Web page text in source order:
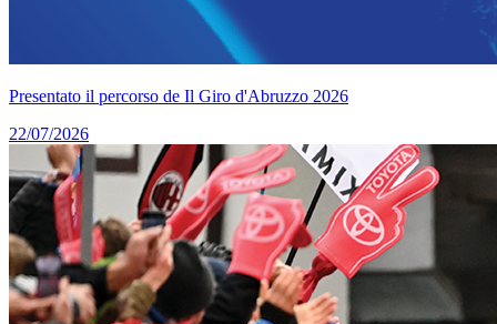
Presentato il percorso de Il Giro d'Abruzzo 2026
22/07/2026